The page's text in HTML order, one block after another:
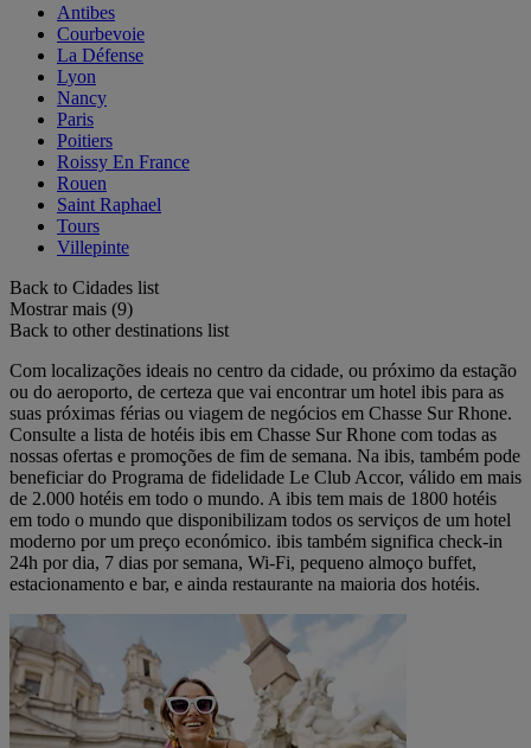
Antibes
Courbevoie
La Défense
Lyon
Nancy
Paris
Poitiers
Roissy En France
Rouen
Saint Raphael
Tours
Villepinte
Back to Cidades list
Mostrar mais (9)
Back to other destinations list
Com localizações ideais no centro da cidade, ou próximo da estação
ou do aeroporto, de certeza que vai encontrar um hotel ibis para as
suas próximas férias ou viagem de negócios em Chasse Sur Rhone.
Consulte a lista de hotéis ibis em Chasse Sur Rhone com todas as
nossas ofertas e promoções de fim de semana. Na ibis, também pode
beneficiar do Programa de fidelidade Le Club Accor, válido em mais
de 2.000 hotéis em todo o mundo. A ibis tem mais de 1800 hotéis
em todo o mundo que disponibilizam todos os serviços de um hotel
moderno por um preço económico. ibis também significa check-in
24h por dia, 7 dias por semana, Wi-Fi, pequeno almoço buffet,
estacionamento e bar, e ainda restaurante na maioria dos hotéis.